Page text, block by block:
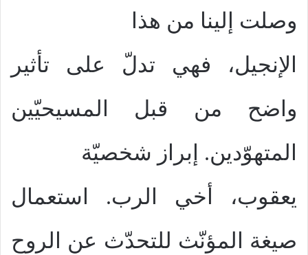
وصلت إلينا من هذا
الإنجيل، فهي تدلّ على تأثير
واضح من قبل المسيحيّين
المتهوّدين. إبراز شخصيّة
يعقوب، أخي الرب. استعمال
صيغة المؤنّث للتحدّث عن الروح